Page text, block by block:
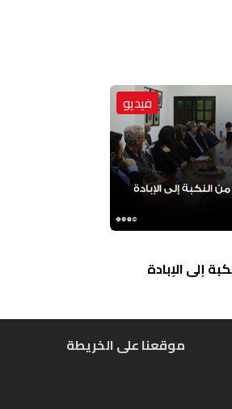
فيديو
إلى الإبادة
موقعنا على الخريطة